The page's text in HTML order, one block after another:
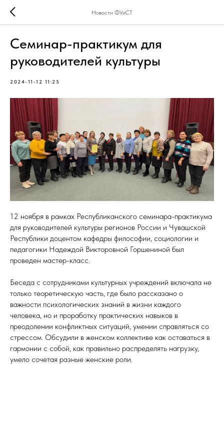
Новости ФУиСТ
Семинар-практикум для
руководителей культуры
2024-11-12 11:25
12 ноября в рамках Республиканского семинара-практикума
для руководителей культуры регионов России и Чувашской
Республики доцентом кафедры философии, социологии и
педагогики Надеждой Викторовной Горшениной был
проведен мастер-класс.
Беседа с сотрудниками культурных учреждений включала не
только теоретическую часть, где было рассказано о
важности психологических знаний в жизни каждого
человека, но и проработку практических навыков в
преодолении конфликтных ситуаций, умении справляться со
стрессом. Обсудили в женском коллективе как оставаться в
гармонии с собой, как правильно распределять нагрузку,
умело сочетая разные женские роли.